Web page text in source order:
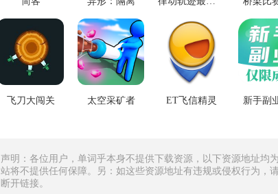
飞刀大闯关 太空采矿者 ET飞信精灵 新手副
声明：各位用户，单词乎本身不提供下载资源，以下资源地址均
站将不提供任何保障。另：如这些资源地址有违规或侵权行为，
断开链接。